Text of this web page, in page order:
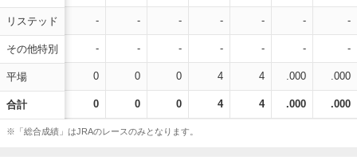
リステッド
その他特別
平場
合計
- - - - - - -
- - - - - - -
0 0 0 4 4 .000 .000
0 0 0 4 4 .000 .000
※「総合成績」はJRAのレースのみとなります。